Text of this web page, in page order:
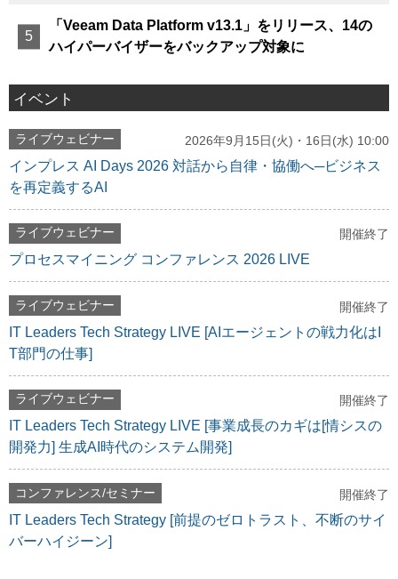
「Veeam Data Platform v13.1」をリリース、14の
ハイパーバイザーをバックアップ対象に
イベント
ライブウェビナー 2026年9月15日(火)・16日(水) 10:00
インプレス AI Days 2026 対話から自律・協働へ─ビジネス
を再定義するAI
ライブウェビナー 開催終了
プロセスマイニング コンファレンス 2026 LIVE
ライブウェビナー 開催終了
IT Leaders Tech Strategy LIVE [AIエージェントの戦力化はI
T部門の仕事]
ライブウェビナー 開催終了
IT Leaders Tech Strategy LIVE [事業成長のカギは[情シスの
開発力] 生成AI時代のシステム開発]
コンファレンス/セミナー 開催終了
IT Leaders Tech Strategy [前提のゼロトラスト、不断のサイ
バーハイジーン]